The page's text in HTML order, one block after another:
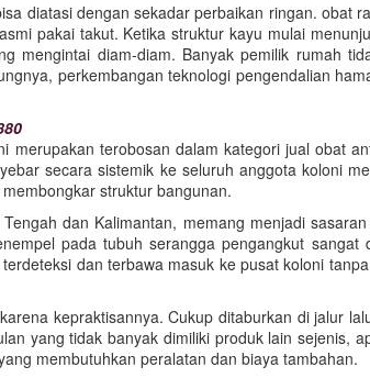
diatasi dengan sekadar perbaikan ringan. obat
pakai takut. Ketika struktur kayu mulai
mengintai diam-diam. Banyak pemilik rumah
perkembangan teknologi pengendalian
terobosan dalam kategori jual obat
secara sistemik ke seluruh anggota koloni
struktur bangunan.
dan Kalimantan, memang menjadi
pada tubuh serangga pengangkut sangat
dan terbawa masuk ke pusat koloni
kepraktisannya. Cukup ditaburkan di jalur
yang tidak banyak dimiliki produk lain sejenis,
membutuhkan peralatan dan biaya tambahan.